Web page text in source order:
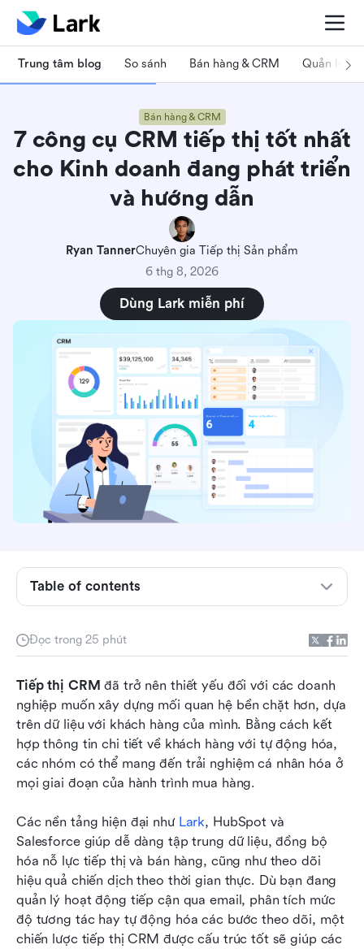
Trung tâm blog So sánh Bán hàng & CRM Quản lý dự
Bán hàng & CRM
7 công cụ CRM tiếp thị tốt nhất
cho Kinh doanh đang phát triển
và hướng dẫn
Ryan TannerChuyên gia Tiếp thị Sản phẩm
6 thg 8, 2026
Dùng Lark miễn phí
Đọc trong 25 phút
Tiếp thị CRM đã trở nên thiết yếu đối với các doanh
nghiệp muốn xây dựng mối quan hệ bền chặt hơn, dựa
trên dữ liệu với khách hàng của mình. Bằng cách kết
hợp thông tin chi tiết về khách hàng với tự động hóa,
các nhóm có thể mang đến trải nghiệm cá nhân hóa ở
mọi giai đoạn của hành trình mua hàng.
Các nền tảng hiện đại như Lark, HubSpot và
Salesforce giúp dễ dàng tập trung dữ liệu, đồng bộ
hóa nỗ lực tiếp thị và bán hàng, cũng như theo dõi
hiệu quả chiến dịch theo thời gian thực. Dù bạn đang
quản lý hoạt động tiếp cận qua email, phân tích mức
độ tương tác hay tự động hóa các bước theo dõi, một
chiến lược tiếp thị CRM được cấu trúc tốt sẽ giúp các
Table of contents
Tiếp thị CRM là gì?
nghiệp đang phát triển
thị CRM hiệu quả
7 công cụ tốt nhất để tối ưu hóa tiếp thị dựa
trên CRM
CRM và tự động hóa tiếp thị hoạt động cùng
nhau như thế nào
Các phương pháp tốt nhất để thành công trong
tiếp thị CRM
Những thách thức phổ biến trong tiếp thị CRM
Kết luận
Câu hỏi thường gặp